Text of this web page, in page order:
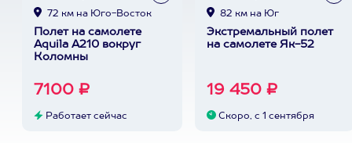
72 км на Юго-Восток
Полет на самолете
Aquila A210 вокруг
Коломны
7100 ₽
Работает сейчас
82 км на Юг
Экстремальный полет
на самолете Як-52
19 450 ₽
Скоро, с 1 сентября